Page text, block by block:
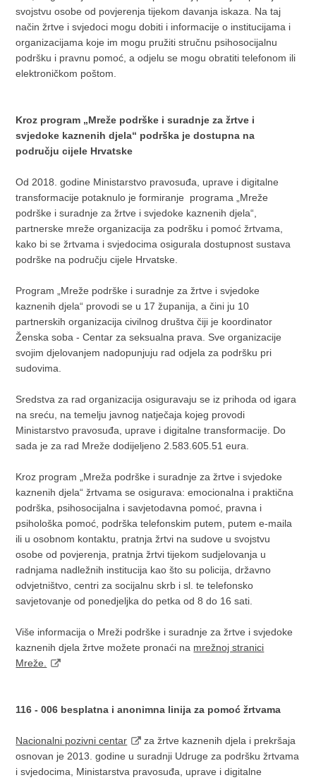
svojstvu osobe od povjerenja tijekom davanja iskaza. Na taj
način žrtve i svjedoci mogu dobiti i informacije o institucijama i
organizacijama koje im mogu pružiti stručnu psihosocijalnu
podršku i pravnu pomoć, a odjelu se mogu obratiti telefonom ili
elektroničkom poštom.
Kroz program „Mreže podrške i suradnje za žrtve i
svjedoke kaznenih djela“ podrška je dostupna na
području cijele Hrvatske
Od 2018. godine Ministarstvo pravosuđa, uprave i digitalne
transformacije potaknulo je formiranje programa „Mreže
podrške i suradnje za žrtve i svjedoke kaznenih djela“,
partnerske mreže organizacija za podršku i pomoć žrtvama,
kako bi se žrtvama i svjedocima osigurala dostupnost sustava
podrške na području cijele Hrvatske.
Program „Mreže podrške i suradnje za žrtve i svjedoke
kaznenih djela“ provodi se u 17 županija, a čini ju 10
partnerskih organizacija civilnog društva čiji je koordinator
Ženska soba - Centar za seksualna prava. Sve organizacije
svojim djelovanjem nadopunjuju rad odjela za podršku pri
sudovima.
Sredstva za rad organizacija osiguravaju se iz prihoda od igara
na sreću, na temelju javnog natječaja kojeg provodi
Ministarstvo pravosuđa, uprave i digitalne transformacije. Do
sada je za rad Mreže dodijeljeno 2.583.605.51 eura.
Kroz program „Mreža podrške i suradnje za žrtve i svjedoke
kaznenih djela“ žrtvama se osigurava: emocionalna i praktična
podrška, psihosocijalna i savjetodavna pomoć, pravna i
psihološka pomoć, podrška telefonskim putem, putem e-maila
ili u osobnom kontaktu, pratnja žrtvi na sudove u svojstvu
osobe od povjerenja, pratnja žrtvi tijekom sudjelovanja u
radnjama nadležnih institucija kao što su policija, državno
odvjetništvo, centri za socijalnu skrb i sl. te telefonsko
savjetovanje od ponedjeljka do petka od 8 do 16 sati.
Više informacija o Mreži podrške i suradnje za žrtve i svjedoke
kaznenih djela žrtve možete pronaći na mrežnoj stranici
Mreže.
116 - 006 besplatna i anonimna linija za pomoć žrtvama
Nacionalni pozivni centar
za žrtve kaznenih djela i prekršaja
osnovan je 2013. godine u suradnji Udruge za podršku žrtvama
i svjedocima, Ministarstva pravosuđa, uprave i digitalne